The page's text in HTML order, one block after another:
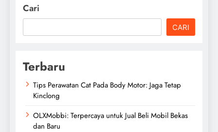
Cari
CARI
Terbaru
Tips Perawatan Cat Pada Body Motor: Jaga Tetap
Kinclong
OLXMobbi: Terpercaya untuk Jual Beli Mobil Bekas
dan Baru